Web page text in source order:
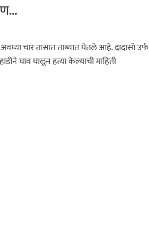
चार तासात ताब्यात घेतले आहे. दादासो उर्फ
घाव घालून हत्या केल्याची माहिती